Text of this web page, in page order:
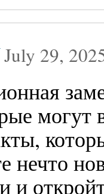
July 29,
нечто
и